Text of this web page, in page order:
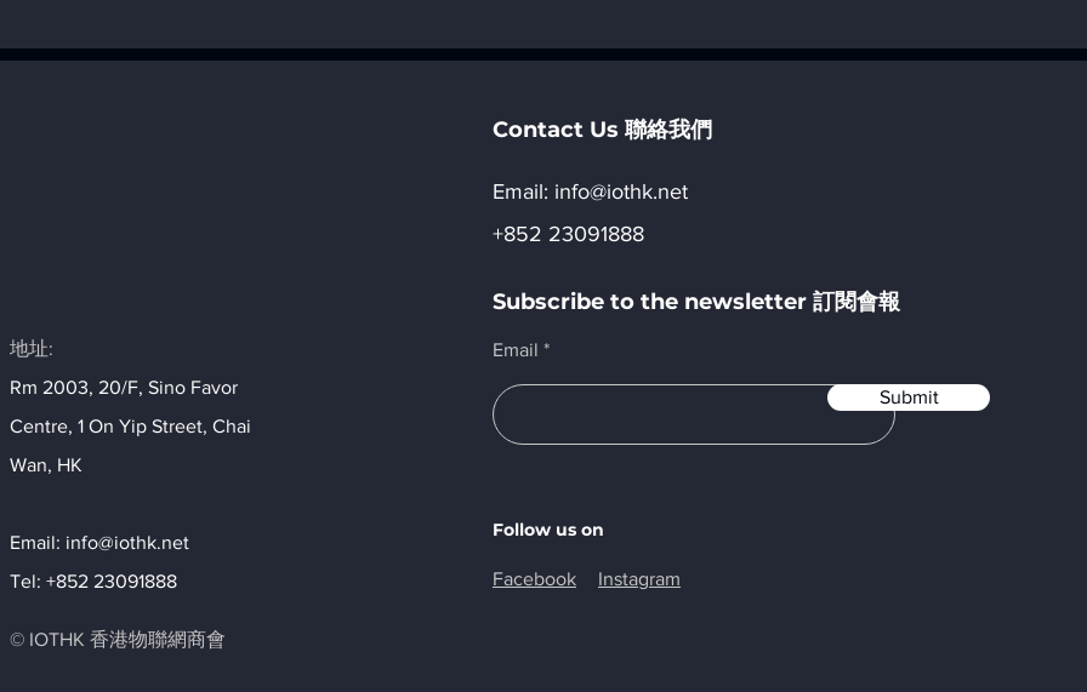
型交流日2026」活動詳情
Thailand, 2026
力：踏上新型工業化和可持
地址:
Rm 2003, 20/F, Sino Favor
Centre, 1 On Yip Street, Chai
Wan, HK​
Email: info@iothk.net
Tel: +852 23091888
© IOTHK 香港物聯網商會
Contact Us 聯絡我們
Email:​ info@iothk.net
+852 23091888
Subscribe to the newsletter 訂閱會報
Email
Submit
Follow us on
Facebook Instagram